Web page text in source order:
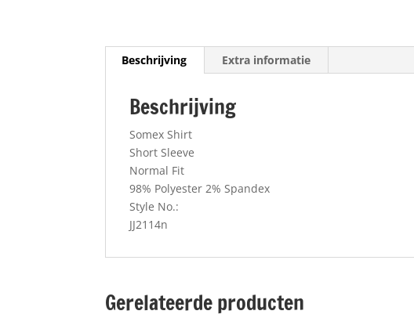
Beschrijving Extra informatie
Beschrijving
Somex Shirt
Short Sleeve
Normal Fit
98% Polyester 2% Spandex
Style No.:
JJ2114n
Gerelateerde producten